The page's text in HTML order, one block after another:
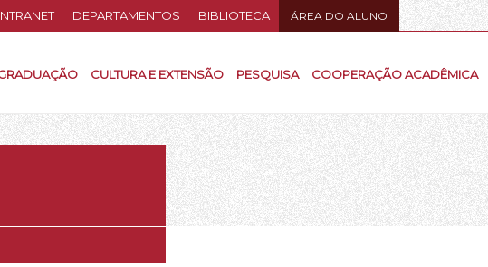
DEPARTAMENTOS BIBLIOTECA ÁREA DO ALUNO
CULTURA E EXTENSÃO PESQUISA COOPERAÇÃO ACADÊMICA